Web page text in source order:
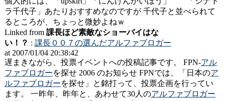
ラ千代子」あたりおすすめなのですが 千代子と並べられて
るところが、ちょっと微妙よねｗ
Linked from 課長ほど素敵なショーバイはな
い！？ : 課長００７の選んだアルファブロガー
at 2007/01/04 20:38:42
遅まきながら、投票イベントへの投稿記事です。 FPN-アル
ファブロガーを探せ 2006 のお知らせ FPNでは、「日本のア
ルファブロガーを探せ」と銘打って、投票企画を行ってい
ます。 一昨年、昨年と、あわせて30人のアルファブロガー